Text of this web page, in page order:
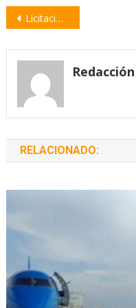
Navegación
entradas
Licitación de la obra para el edificio del Instituto de Profesorado
Redacción
RELACIONADO: